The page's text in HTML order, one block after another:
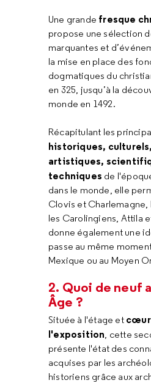
Une grande fresque
propose une sélection
marquantes et
la mise en place des
dogmatiques du
en 325, jusqu’à la
monde en 1492.
Récapitulant les
historiques,
artistiques,
techniques de
dans le monde, elle
Clovis et
les Carolingiens, Attila
donne également une
passe au même
Mexique ou au Moyen
2. Quoi de neuf
Âge ?
Située à l'étage et cœur
l'exposition, cette
présente l'état des
acquises par les
historiens grâce aux